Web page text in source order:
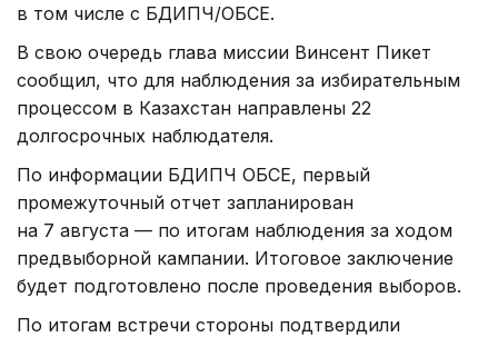
в том числе с БДИПЧ/ОБСЕ.
В свою очередь глава миссии Винсент Пикет
сообщил, что для наблюдения за избирательным
процессом в Казахстан направлены 22
долгосрочных наблюдателя.
По информации БДИПЧ ОБСЕ, первый
промежуточный отчет запланирован
на 7 августа — по итогам наблюдения за ходом
предвыборной кампании. Итоговое заключение
будет подготовлено после проведения выборов.
По итогам встречи стороны подтвердили